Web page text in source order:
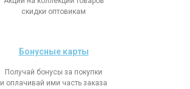
скидки оптовикам
Бонусные карты
Получай бонусы за покупки
и оплачивай ими часть заказа